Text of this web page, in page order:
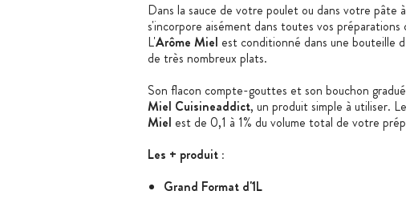
Dans la sauce de votre poulet ou dans votre pâte
s'incorpore aisément dans toutes vos préparations
L'Arôme Miel est conditionné dans une bouteille
de très nombreux plats.
Son flacon compte-gouttes et son bouchon
Miel Cuisineaddict, un produit simple à utiliser.
Miel est de 0,1 à 1% du volume total de votre
Les + produit :
Grand Format d'1L